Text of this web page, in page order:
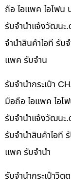
ถือ ไอแพค ไอโฟน
รับจํานําแจ้งวัฒนะ
จำนำสินค้าไอที รับ
แพค รับจำน
รับจำนำกระเป๋า
มือถือ ไอแพค ไอโ
รับจํานําแจ้งวัฒนะ
รับจำนำสินค้าไอที
แพค รับจำนำ
รับจำนำกระเป๋าวิ